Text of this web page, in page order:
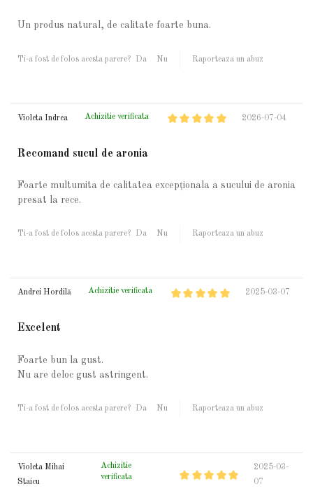
Un produs natural, de calitate foarte buna.
Ti-a fost de folos acesta parere? Da Nu Raporteaza un abuz
Violeta Indrea Achizitie verificata 2026-07-04
Recomand sucul de aronia
Foarte multumita de calitatea excepționala a sucului de aronia
presat la rece.
Ti-a fost de folos acesta parere? Da Nu Raporteaza un abuz
Andrei Hordilă Achizitie verificata 2025-03-07
Excelent
Foarte bun la gust.
Nu are deloc gust astringent.
Ti-a fost de folos acesta parere? Da Nu Raporteaza un abuz
Violeta Mihai
Staicu
Achizitie
verificata
2025-03-
07